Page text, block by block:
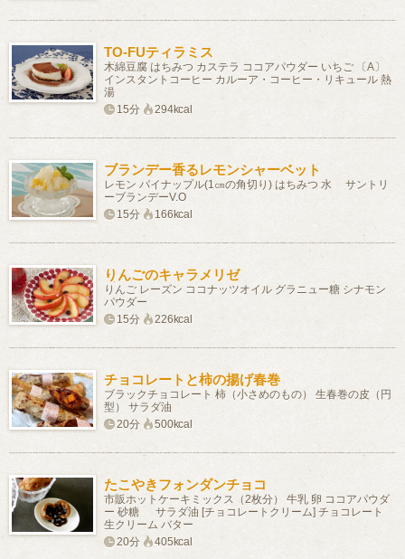
TO-FUティラミス
木綿豆腐 はちみつ カステラ ココアパウダー いちご 〔A〕
インスタントコーヒー カルーア・コーヒー・リキュール 熱
湯
15分
294kcal
ブランデー香るレモンシャーベット
レモン パイナップル(1㎝の角切り) はちみつ 水 サントリ
ーブランデーV.O
15分
166kcal
りんごのキャラメリゼ
りんご レーズン ココナッツオイル グラニュー糖 シナモン
パウダー
15分
226kcal
チョコレートと柿の揚げ春巻
ブラックチョコレート 柿（小さめのもの） 生春巻の皮（円
型） サラダ油
20分
500kcal
たこやきフォンダンチョコ
市販ホットケーキミックス（2枚分） 牛乳 卵 ココアパウダ
ー 砂糖 サラダ油 [チョコレートクリーム] チョコレート
生クリーム バター
20分
405kcal